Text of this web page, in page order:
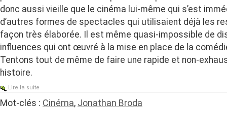
donc aussi vieille que le cinéma lui-même qui s’est
d’autres formes de spectacles qui utilisaient déjà les
façon très élaborée. Il est même quasi-impossible de
influences qui ont œuvré à la mise en place de la
Tentons tout de même de faire une rapide et non-
histoire.
Lire la suite
Mot-clés : Cinéma, Jonathan Broda